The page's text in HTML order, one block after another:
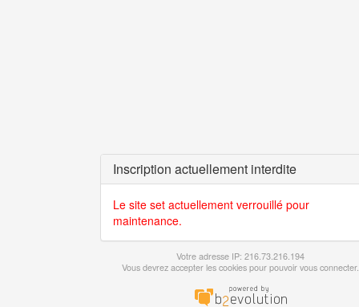
Inscription actuellement interdite
Le site set actuellement verrouillé pour
maintenance.
Votre adresse IP: 216.73.216.194
Vous devrez accepter les cookies pour pouvoir vous connecter.